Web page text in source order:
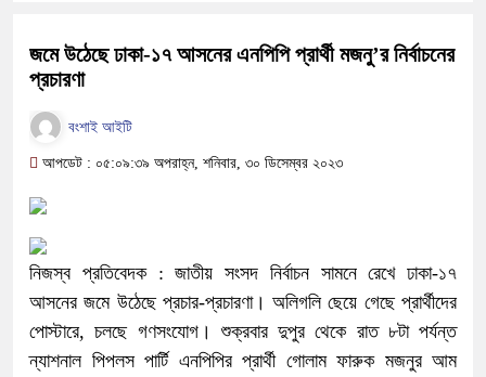
জমে উঠেছে ঢাকা-১৭ আসনের এনপিপি প্রার্থী মজনু’র নির্বাচনের
প্রচারণা
বংশাই আইটি
আপডেট : ০৫:০৯:৩৯ অপরাহ্ন, শনিবার, ৩০ ডিসেম্বর ২০২৩
নিজস্ব প্রতিবেদক : জাতীয় সংসদ নির্বাচন সামনে রেখে ঢাকা-১৭
আসনের জমে উঠেছে প্রচার-প্রচারণা। অলিগলি ছেয়ে গেছে প্রার্থীদের
পোস্টারে, চলছে গণসংযোগ। শুক্রবার দুপুর থেকে রাত ৮টা পর্যন্ত
ন্যাশনাল পিপলস পার্টি এনপিপির প্রার্থী গোলাম ফারুক মজনুর আম